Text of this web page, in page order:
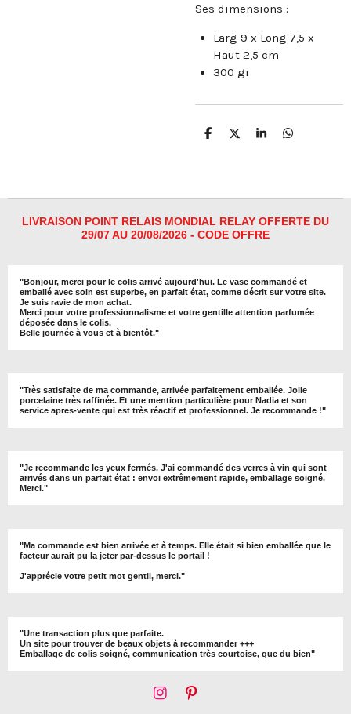
Ses dimensions :
Larg 9 x Long 7,5 x
Haut 2,5 cm
300 gr
P
g
r
P
g
r
P
g
r
P
g
r
LIVRAISON POINT RELAIS MONDIAL RELAY OFFERTE DU
29/07 AU 20/08/2026 - CODE OFFRE
"Bonjour, merci pour le colis arrivé aujourd'hui. Le vase commandé et
emballé avec soin est superbe, en parfait état, comme décrit sur votre site.
Je suis ravie de mon achat.
Merci pour votre professionnalisme et votre gentille attention parfumée
déposée dans le colis.
Belle journée à vous et à bientôt."
"Très satisfaite de ma commande, arrivée parfaitement emballée. Jolie
porcelaine très raffinée. Et une mention particulière pour Nadia et son
service apres-vente qui est très réactif et professionnel. Je recommande !"
"Je recommande les yeux fermés. J'ai commandé des verres à vin qui sont
arrivés dans un parfait état : envoi extrêmement rapide, emballage soigné.
Merci."
"Ma commande est bien arrivée et à temps. Elle était si bien emballée que le
facteur aurait pu la jeter par-dessus le portail !
J'apprécie votre petit mot gentil, merci."
"Une transaction plus que parfaite.
Un site pour trouver de beaux objets à recommander +++
Emballage de colis soigné, communication très courtoise, que du bien"
I
P